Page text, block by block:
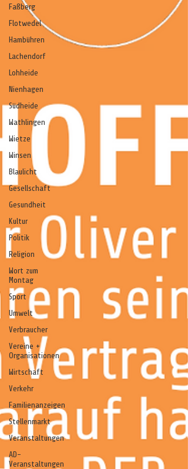
Faßberg
Flotwedel
Hambühren
Lachendorf
Lohheide
Nienhagen
Südheide
Wathlingen
Wietze
Winsen
Blaulicht
Gesellschaft
Gesundheit
Kultur
Politik
Religion
Wort zum
Montag
Sport
Umwelt
Verbraucher
Vereine +
Organisationen
Wirtschaft
Verkehr
Familienanzeigen
Stellenmarkt
Veranstaltungen
AD-
Veranstaltungen